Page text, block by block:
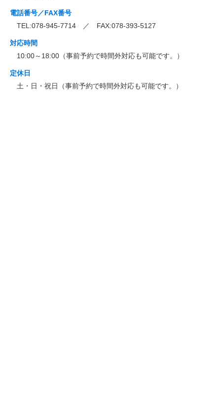
電話番号／FAX番号
TEL:078-945-7714 ／ FAX:078-393-5127
対応時間
10:00～18:00（事前予約で時間外対応も可能です。）
定休日
土・日・祝日（事前予約で時間外対応も可能です。）